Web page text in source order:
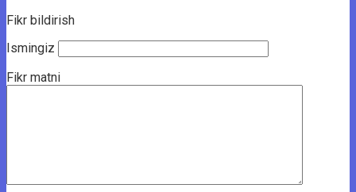
Fikr bildirish
Ismingiz
Fikr matni